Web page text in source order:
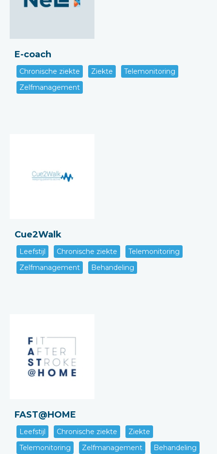
E-coach
Chronische ziekte Ziekte
Telemonitoring
Zelfmanagement
Cue2Walk
Leefstijl Chronische ziekte
Telemonitoring
Zelfmanagement
Behandeling
FAST@HOME
Leefstijl Chronische ziekte
Ziekte
Telemonitoring
Zelfmanagement Behandeling